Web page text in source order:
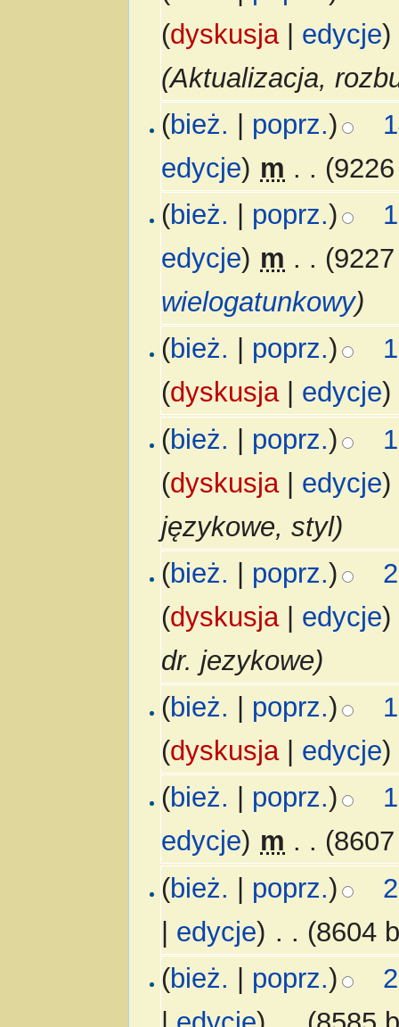
(dyskusja| edycje)
(Aktualizacja,
(bież. poprz.)
edycje) m . .
(bież. poprz.)
edycje) m . .
wielogatunkowy)
(bież. poprz.)
(dyskusja| edycje)
(bież. | poprz.)
(dyskusja| edycje)
językowe, styl)
(bież. poprz.)
(dyskusja| edycje)
dr. jezykowe)
(bież. poprz.)
(dyskusja| edycje)
(bież. poprz.)
edycje) m . .
(bież. | poprz.)
| edycje) . . (8604
(bież. poprz.)